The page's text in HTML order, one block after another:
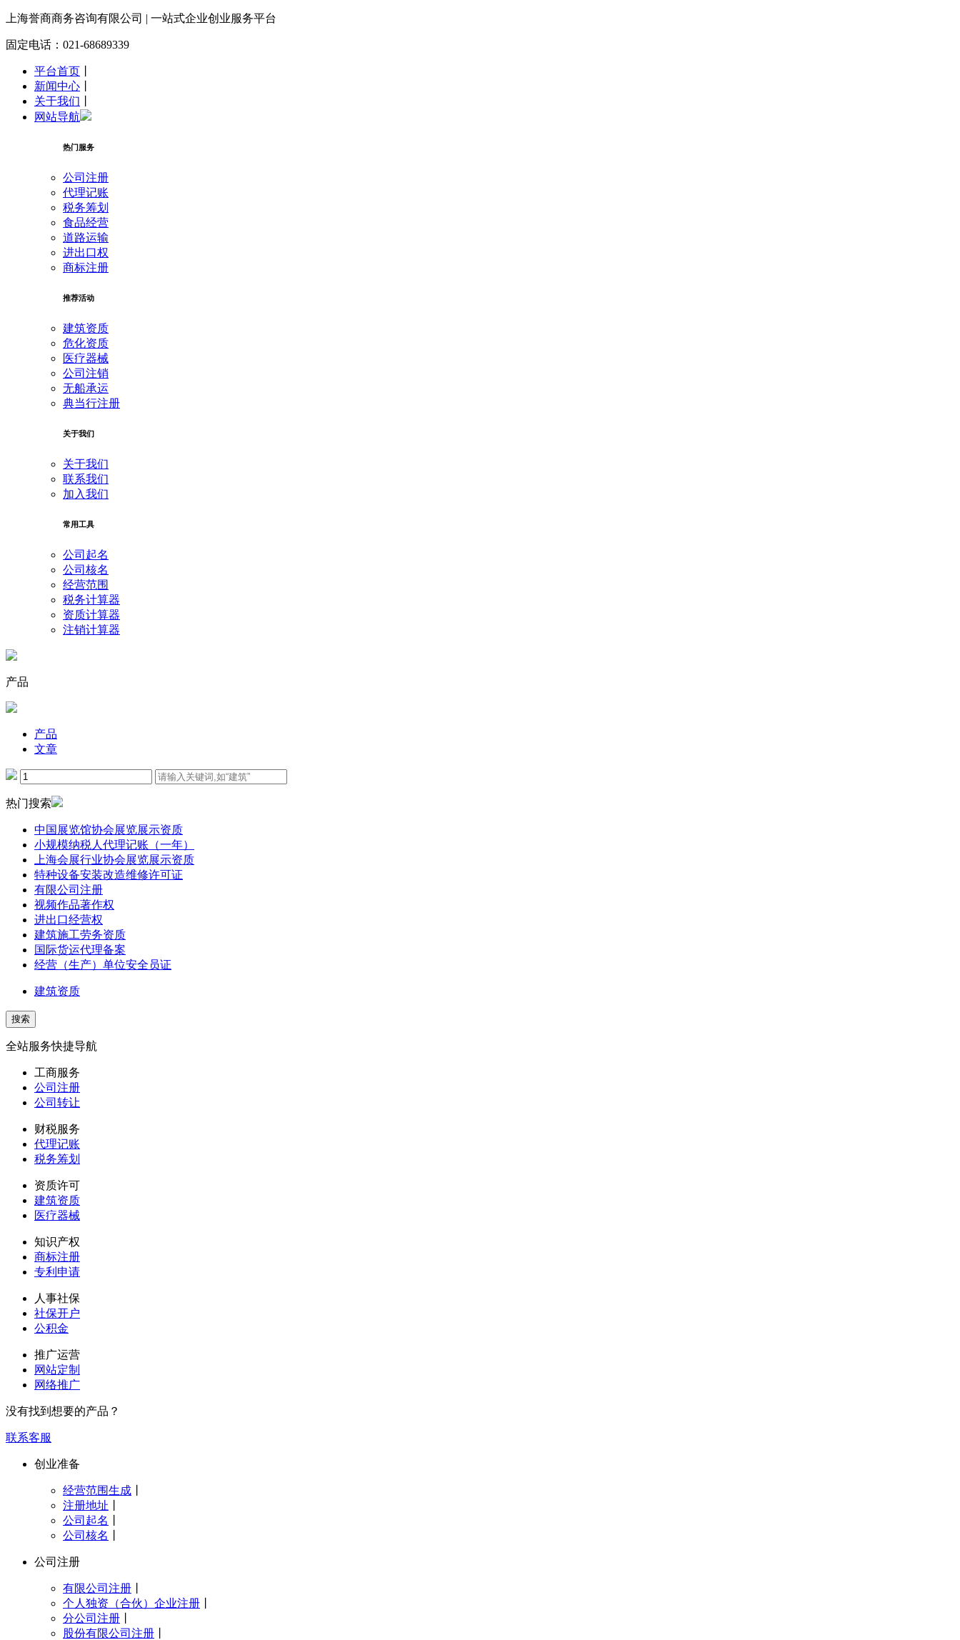
上海誉商商务咨询有限公司 | 一站式企业创业服务平台
固定电话：021-68689339
平台首页
新闻中心
关于我们
网站导航
热门服务
公司注册
代理记账
税务筹划
食品经营
道路运输
进出口权
商标注册
推荐活动
建筑资质
危化资质
医疗器械
公司注销
无船承运
典当行注册
关于我们
关于我们
联系我们
加入我们
常用工具
公司起名
公司核名
经营范围
税务计算器
资质计算器
注销计算器
产品
产品
文章
热门搜索
中国展览馆协会展览展示资质
小规模纳税人代理记账（一年）
上海会展行业协会展览展示资质
特种设备安装改造维修许可证
有限公司注册
视频作品著作权
进出口经营权
建筑施工劳务资质
国际货运代理备案
经营（生产）单位安全员证
建筑资质
全站服务快捷导航
工商服务
公司注册
公司转让
财税服务
代理记账
税务筹划
资质许可
建筑资质
医疗器械
知识产权
商标注册
专利申请
人事社保
社保开户
公积金
推广运营
网站定制
网络推广
没有找到想要的产品？
联系客服
创业准备
经营范围生成
注册地址
公司起名
公司核名
公司注册
有限公司注册
个人独资（合伙）企业注册
分公司注册
股份有限公司注册